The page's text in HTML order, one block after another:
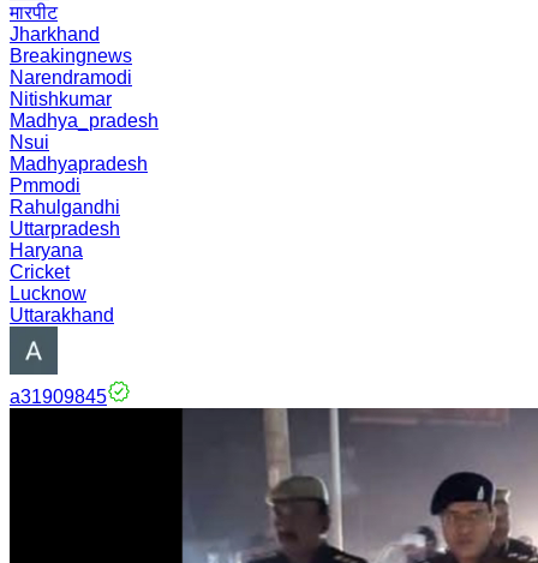
मारपीट
Jharkhand
Breakingnews
Narendramodi
Nitishkumar
Madhya_pradesh
Nsui
Madhyapradesh
Pmmodi
Rahulgandhi
Uttarpradesh
Haryana
Cricket
Lucknow
Uttarakhand
a31909845